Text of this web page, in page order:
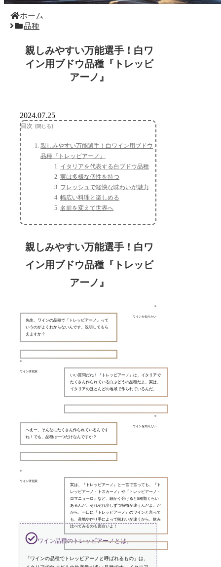
ホーム
品種
親しみやすい万能選手！白ワ
イン用ブドウ品種『トレッビ
アーノ』
2024.07.25
目次
親しみやすい万能選手！白ワイン用ブドウ
品種『トレッビアーノ』
イタリアを代表する白ブドウ品種
実は多様な個性を持つ
フレッシュで軽快な味わいが魅力
幅広い料理と楽しめる
名前を変えて世界へ
親しみやすい万能選手！白ワ
イン用ブドウ品種『トレッビ
アーノ』
ワインを知りたい
先生、ワインの品種で『トレッビアーノ』って
いうのがよくわからないんです。説明してもら
えますか？
ワイン研究家
いい質問だね！『トレッビアーノ』は、イタリアで
たくさん作られている白ぶどうの品種だよ。実は、
イタリアのほとんどの地域で作られているんだ。
ワインを知りたい
へえー、そんなにたくさん作られているんです
ね！でも、品種は一つだけなんですか？
ワイン研究家
実は、『トレッビアーノ』と一言で言っても、『ト
レッビアーノ・トスカーノ』や『トレッビアーノ・
ロマニョーロ』など、細かく分けると8種類くらい
あるんだ。それぞれ少しずつ特徴が違うんだよ。だ
から、一口に『トレッビアーノ』のワインと言って
も、産地や作り手によって味わいが違うから、飲み
比べてみるのも面白いよ！
ワイン品種のトレッビアーノとは。
「ワインの品種でトレッビアーノと呼ばれるもの」は、